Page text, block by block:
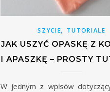
SZYCIE, TUTORIALE
JAK USZYĆ OPASKĘ Z
I APASZKĘ – PROSTY
W jednym z wpisów